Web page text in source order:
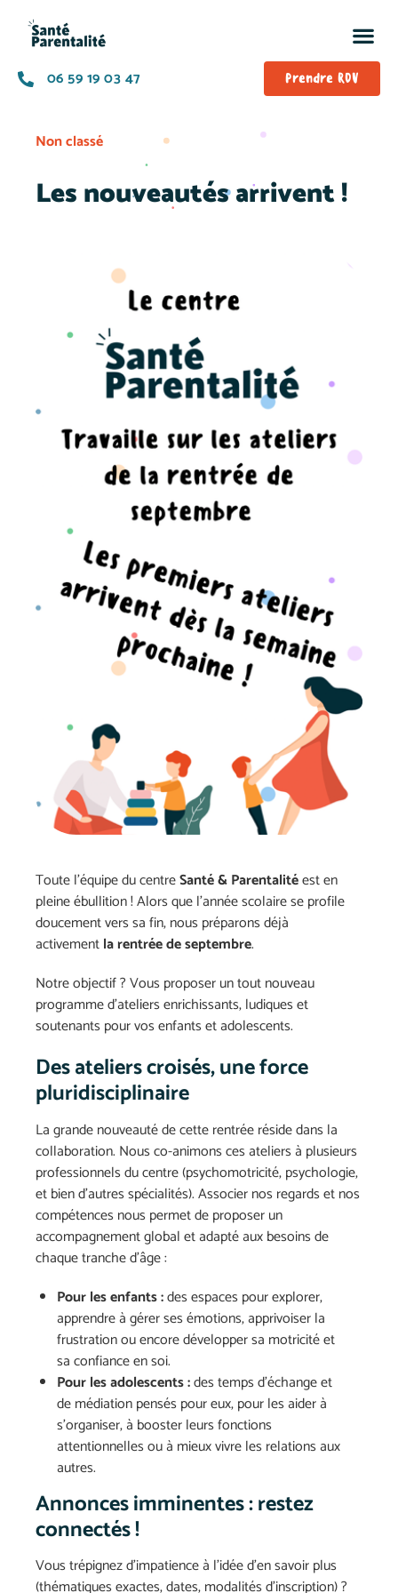
06 59 19 03 47 Prendre RDV
Non classé
Les nouveautés arrivent !
Toute l’équipe du centreSanté & Parentalitéest en
pleine ébullition ! Alors que l’année scolaire se profile
doucement vers sa fin, nous préparons déjà
activementla rentrée de septembre.
Notre objectif ? Vous proposer un tout nouveau
programme d’ateliers enrichissants, ludiques et
soutenants pour vos enfants et adolescents.
Des ateliers croisés, une force
pluridisciplinaire
La grande nouveauté de cette rentrée réside dans la
collaboration. Nous co-animons ces ateliers à plusieurs
professionnels du centre (psychomotricité, psychologie,
et bien d’autres spécialités). Associer nos regards et nos
compétences nous permet de proposer un
accompagnement global et adapté aux besoins de
chaque tranche d’âge :
Pour les enfants :des espaces pour explorer,
apprendre à gérer ses émotions, apprivoiser la
frustration ou encore développer sa motricité et
sa confiance en soi.
Pour les adolescents :des temps d’échange et
de médiation pensés pour eux, pour les aider à
s’organiser, à booster leurs fonctions
attentionnelles ou à mieux vivre les relations aux
autres.
Annonces imminentes : restez
connectés !
Vous trépignez d’impatience à l’idée d’en savoir plus
(thématiques exactes, dates, modalités d’inscription) ?